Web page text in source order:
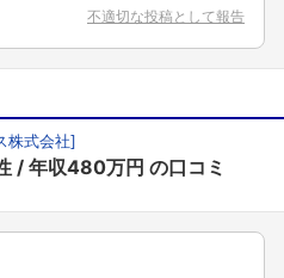
不適切な投稿として報告
株式会社]
年収480万円 の口コミ